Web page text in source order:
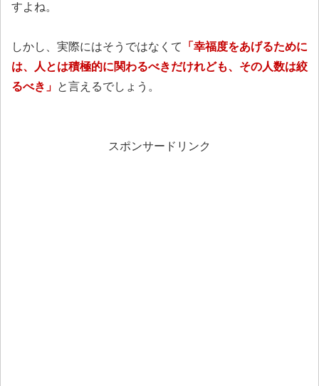
すよね。
しかし、実際にはそうではなくて
「幸福度をあげるために
は、人とは積極的に関わるべきだけれども、その人数は絞
るべき」 と言えるでしょう。
スポンサードリンク